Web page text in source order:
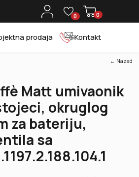
0 0
prodaja Kontakt
← Nazad
Matt umivaonik
okruglog
za bateriju,
sa